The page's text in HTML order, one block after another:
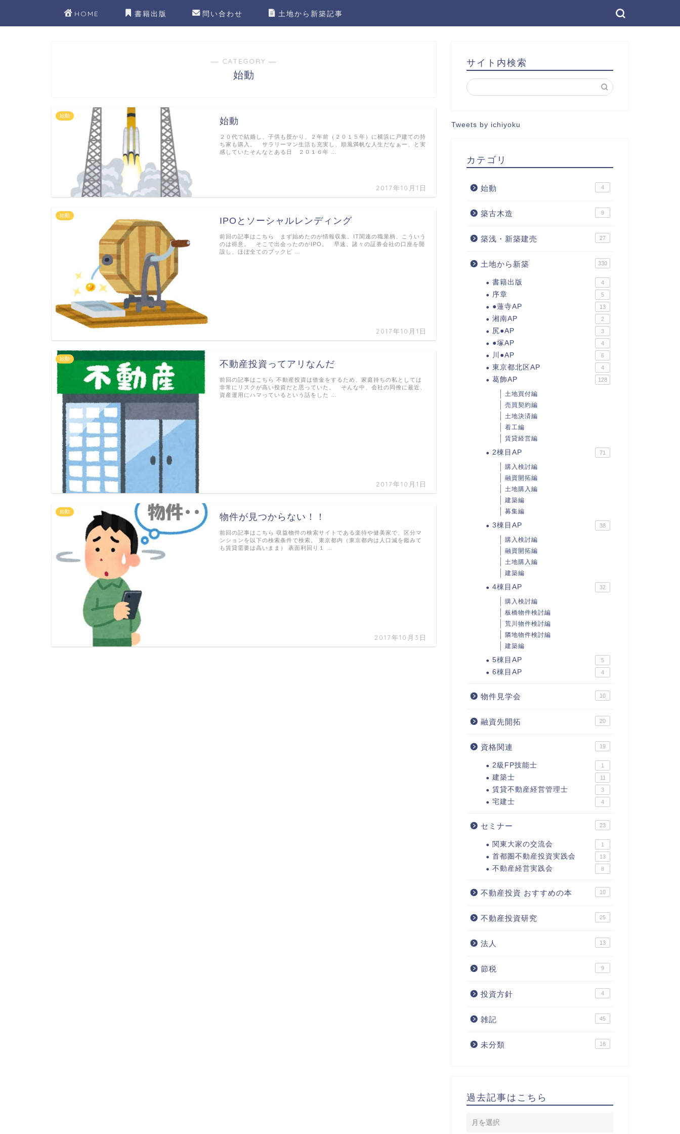
HOME 書籍出版 問い合わせ 土地から新築記事
― CATEGORY ―
始動
始動
始動
2017年10月1日
２０代で結婚し、子供も授かり、２年前（２０１５年）に横浜に戸建ての持
ち家も購入。 サラリーマン生活も充実し、順風満帆な人生だなぁー、と実
感していたそんなとある日 ２０１６年 …
始動
IPOとソーシャルレンディング
2017年10月1日
前回の記事はこちら まず始めたのが情報収集。IT関連の職業柄、こういう
のは得意。 そこで出会ったのがIPO。 早速、諸々の証券会社の口座を開
設し、ほぼ全てのブックビ …
始動
不動産投資ってアリなんだ
2017年10月1日
前回の記事はこちら 不動産投資は借金をするため、家庭持ちの私としては
非常にリスクが高い投資だと思っていた。 そんな中、会社の同僚に最近、
資産運用にハマっているという話をした …
始動
物件が見つからない！！
2017年10月3日
前回の記事はこちら 収益物件の検索サイトである楽待や健美家で、区分マ
ンションを以下の検索条件で検索。 東京都内（東京都内は人口減を鑑みて
も賃貸需要は高いまま） 表面利回り１ …
サイト内検索
Tweets by ichiyoku
カテゴリ
始動 4
築古木造 9
築浅・新築建売 27
土地から新築 330
書籍出版 4
序章 5
●蓮寺AP 13
湘南AP 2
尻●AP 3
●塚AP 4
川●AP 6
東京都北区AP 4
葛飾AP 128
土地買付編
売買契約編
土地決済編
着工編
賃貸経営編
2棟目AP 71
購入検討編
融資開拓編
土地購入編
建築編
募集編
3棟目AP 38
購入検討編
融資開拓編
土地購入編
建築編
4棟目AP 32
購入検討編
板橋物件検討編
荒川物件検討編
隣地物件検討編
建築編
5棟目AP 5
6棟目AP 4
物件見学会 10
融資先開拓 20
資格関連 19
2級FP技能士 1
建築士 11
賃貸不動産経営管理士 3
宅建士 4
セミナー 23
関東大家の交流会 1
首都圏不動産投資実践会 13
不動産経営実践会 8
不動産投資 おすすめの本 10
不動産投資研究 25
法人 13
節税 9
投資方針 4
雑記 45
未分類 16
過去記事はこちら